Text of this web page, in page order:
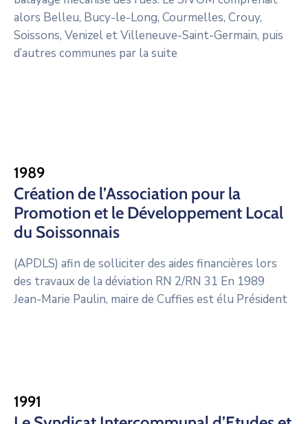
alors Belleu, Bucy-le-Long, Courmelles, Crouy,
Soissons, Venizel et Villeneuve-Saint-Germain, puis
d’autres communes par la suite
1989
Création de l’Association pour la
Promotion et le Développement Local
du Soissonnais
(APDLS) afin de solliciter des aides financières lors
des travaux de la déviation RN 2/RN 31 En 1989
Jean-Marie Paulin, maire de Cuffies est élu Président
1991